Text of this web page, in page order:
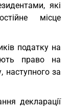
які
місце
податку на
право на
наступного за
декларації